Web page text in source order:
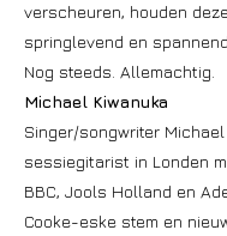
verscheuren, houden
springlevend en
Nog steeds. Allemachtig.
Michael Kiwanuka
Singer/songwriter
sessiegitarist in Londen
BBC, Jools Holland en
Cooke-eske stem en